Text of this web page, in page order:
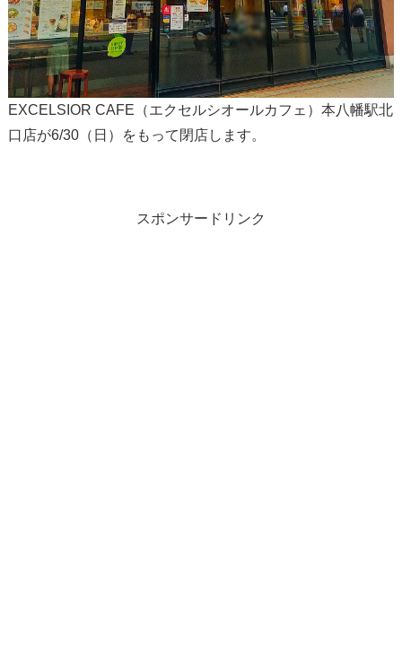
EXCELSIOR CAFE（エクセルシオールカフェ）本八幡駅北
口店が6/30（日）をもって閉店します。
スポンサードリンク